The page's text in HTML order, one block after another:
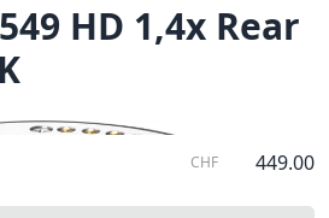
HD 1,4x Rear
CHF 449.00